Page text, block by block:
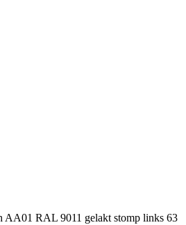
AA01 RAL 9011 gelakt stomp links 63